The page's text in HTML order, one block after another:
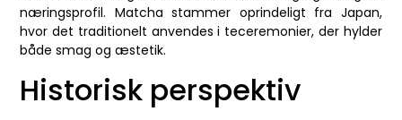
næringsprofil. Matcha stammer oprindeligt fra Japan,
hvor det traditionelt anvendes i teceremonier, der hylder
både smag og æstetik.
Historisk perspektiv